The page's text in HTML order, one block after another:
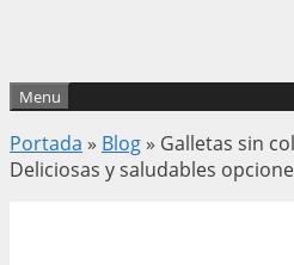
Menu
Portada » Blog » Galletas sin
Deliciosas y saludables